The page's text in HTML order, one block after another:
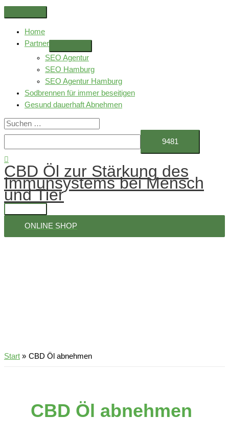
Zum
Inhalt
springen
Above
Header
Home
Partner
SEO Agentur
SEO Hamburg
SEO Agentur Hamburg
Sodbrennen für immer beseitigen
Gesund dauerhaft Abnehmen
Suchen
nach:
CBD Öl zur Stärkung des
Immunsystems bei Mensch
und Tier
Hauptmenü
ONLINE SHOP
Start CBD Öl abnehmen
CBD Öl abnehmen